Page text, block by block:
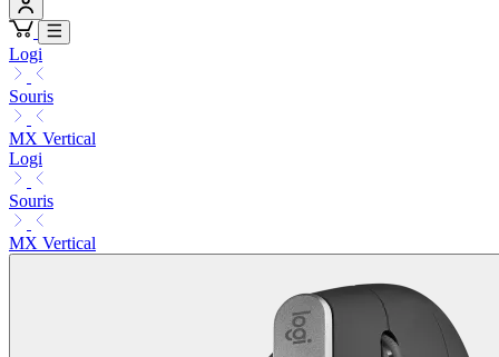
Logi
Souris
MX Vertical
Logi
Souris
MX Vertical